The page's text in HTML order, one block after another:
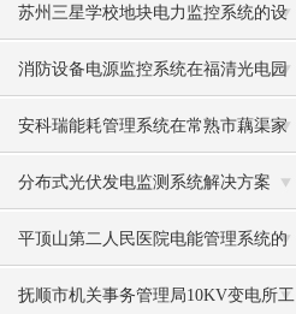
苏州三星学校地块电力监控系统的设
计与应用
消防设备电源监控系统在福清光电园
捷联厂区的应用
安科瑞能耗管理系统在常熟市藕渠家
园的应用
分布式光伏发电监测系统解决方案
平顶山第二人民医院电能管理系统的
设计与应用
抚顺市机关事务管理局10KV变电所工